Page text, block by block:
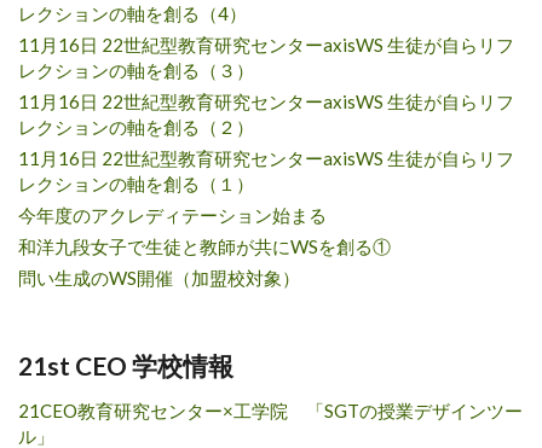
レクションの軸を創る（4）
11月16日 22世紀型教育研究センターaxisWS 生徒が自らリフ
レクションの軸を創る（３）
11月16日 22世紀型教育研究センターaxisWS 生徒が自らリフ
レクションの軸を創る（２）
11月16日 22世紀型教育研究センターaxisWS 生徒が自らリフ
レクションの軸を創る（１）
今年度のアクレディテーション始まる
和洋九段女子で生徒と教師が共にWSを創る①
問い生成のWS開催（加盟校対象）
21st CEO 学校情報
21CEO教育研究センター×工学院 「SGTの授業デザインツー
ル」